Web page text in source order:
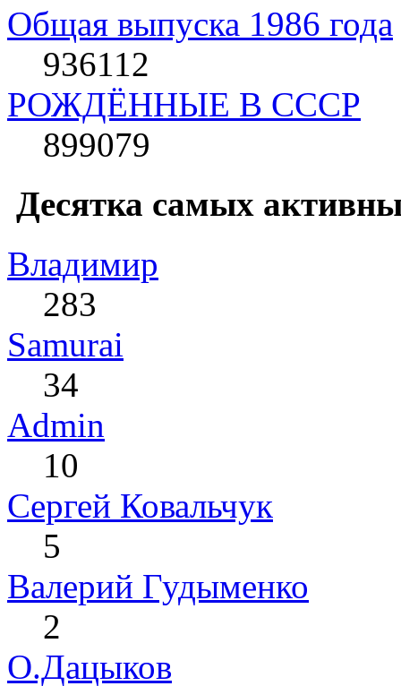
Общая выпуска 1986 года
936112
РОЖДЁННЫЕ В СССР
899079
Десятка самых
Влaдимир
283
Samurai
34
Admin
10
Сергей Ковальчук
5
Валерий Гудыменко
2
О.Дацыков